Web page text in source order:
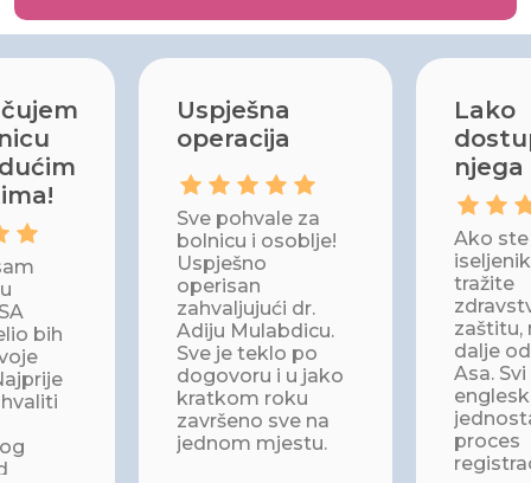
bih
Uspješna
operacija
Sve pohvale za
bolnicu i osoblje!
Uspješno
operisan
zahvaljujući dr.
Adiju Mulabdicu.
Sve je teklo po
dogovoru i u jako
kratkom roku
završeno sve na
jednom mjestu.
Lako
njega
Ako
tražite
zaštitu,
dalje
Asa.
proces